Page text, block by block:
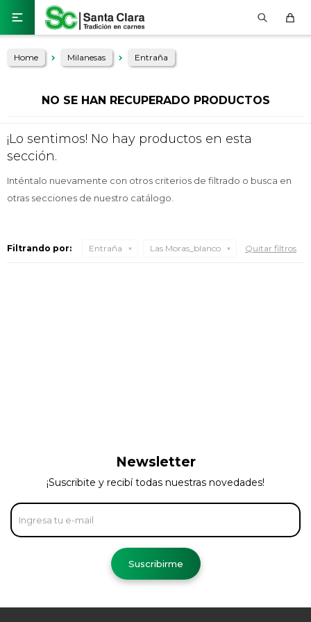

Home Milanesas Entraña
NO SE HAN RECUPERADO PRODUCTOS
¡Lo sentimos! No hay productos en esta
sección.
Inténtalo nuevamente con otros criterios de filtrado o busca en
otras secciones de nuestro catálogo.
Filtrando por: Entraña Las Moras_blanco Quitar filtros
Newsletter
¡Suscribite y recibí todas nuestras novedades!
Suscribirme